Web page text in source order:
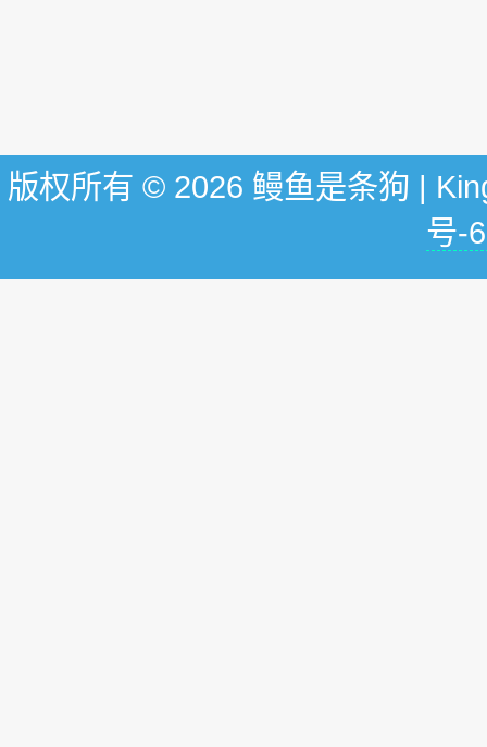
版权所有 © 2026 鳗鱼是条狗 |
号-